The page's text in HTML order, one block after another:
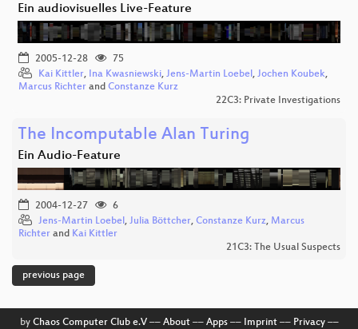
Ein audiovisuelles Live-Feature
2005-12-28
75
Kai Kittler, Ina Kwasniewski, Jens-Martin Loebel, Jochen Koubek,
Marcus Richter and Constanze Kurz
22C3: Private Investigations
The Incomputable Alan Turing
Ein Audio-Feature
2004-12-27
6
Jens-Martin Loebel, Julia Böttcher, Constanze Kurz, Marcus
Richter and Kai Kittler
21C3: The Usual Suspects
previous page
by Chaos Computer Club e.V–– About–– Apps–– Imprint–– Privacy––